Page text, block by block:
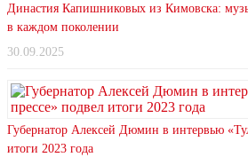
Династия Капишниковых из Кимовска:
в каждом поколении
30.09.2025
Губернатор Алексей Дюмин в интервью
итоги 2023 года